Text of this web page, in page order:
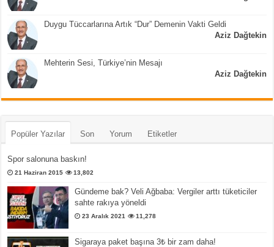
Duygu Tüccarlarına Artık “Dur” Demenin Vakti Geldi
Aziz Dağtekin
Mehterin Sesi, Türkiye’nin Mesajı
Aziz Dağtekin
Popüler Yazılar Son Yorum Etiketler
Spor salonuna baskın!
21 Haziran 2015 13,802
Gündeme bak? Veli Ağbaba: Vergiler arttı tüketiciler
sahte rakıya yöneldi
23 Aralık 2021 11,278
Sigaraya paket başına 3₺ bir zam daha!